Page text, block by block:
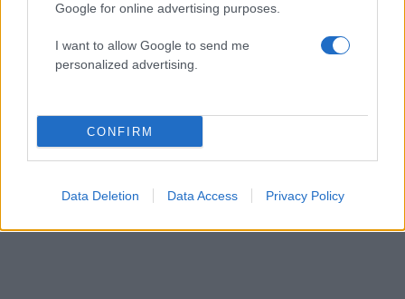
Google for online advertising purposes.
I want to allow Google to send me
personalized advertising.
CONFIRM
Data Deletion Data Access Privacy Policy